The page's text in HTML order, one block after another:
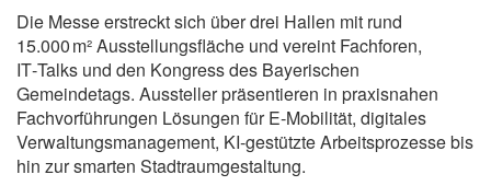
Die Messe erstreckt sich über drei Hallen mit rund
15.000 m² Ausstellungsfläche und vereint Fachforen,
IT‑Talks und den Kongress des Bayerischen
Gemeindetags. Aussteller präsentieren in praxisnahen
Fachvorführungen Lösungen für E‑Mobilität, digitales
Verwaltungsmanagement, KI‑gestützte Arbeitsprozesse bis
hin zur smarten Stadtraumgestaltung.